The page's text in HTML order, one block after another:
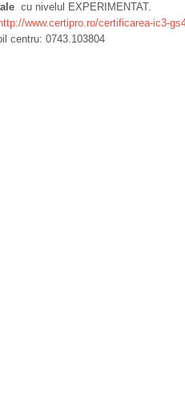
cu nivelul EXPERIMENTAT.
http://www.certipro.ro/certificarea-ic3-
centru: 0743.103804